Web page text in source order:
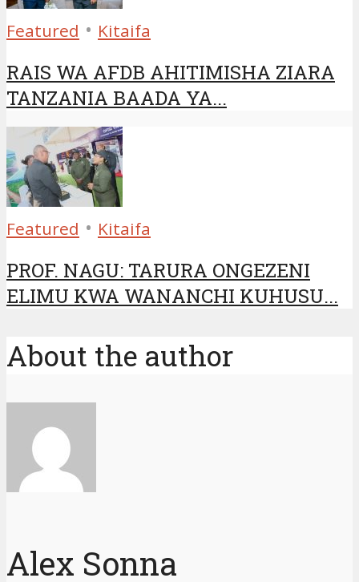
Featured • Kitaifa
RAIS WA AFDB AHITIMISHA ZIARA
TANZANIA BAADA YA...
Featured • Kitaifa
PROF. NAGU: TARURA ONGEZENI
ELIMU KWA WANANCHI KUHUSU...
About the author
Alex Sonna